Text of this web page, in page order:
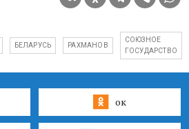
БЕЛАРУСЬ РАХМАНОВ
СОЮЗНОЕ
ГОСУДАРСТВО
ок